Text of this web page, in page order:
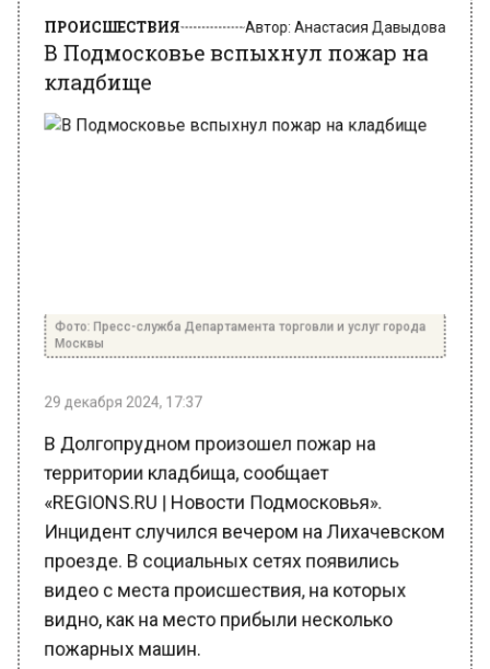
В Подмосковье вспыхнул пожар на
кладбище
Москвы
территории кладбища, сообщает
«REGIONS.RU | Новости Подмосковья».
Инцидент случился вечером на Лихачевском
проезде. В социальных сетях появились
видео с места происшествия, на которых
видно, как на место прибыли несколько